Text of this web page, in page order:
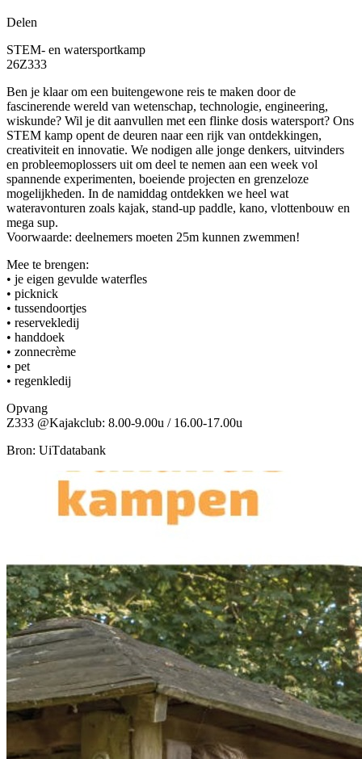
Delen
STEM- en watersportkamp
26Z333
Ben je klaar om een buitengewone reis te maken door de
fascinerende wereld van wetenschap, technologie, engineering,
wiskunde? Wil je dit aanvullen met een flinke dosis watersport? Ons
STEM kamp opent de deuren naar een rijk van ontdekkingen,
creativiteit en innovatie. We nodigen alle jonge denkers, uitvinders
en probleemoplossers uit om deel te nemen aan een week vol
spannende experimenten, boeiende projecten en grenzeloze
mogelijkheden. In de namiddag ontdekken we heel wat
wateravonturen zoals kajak, stand-up paddle, kano, vlottenbouw en
mega sup.
Voorwaarde: deelnemers moeten 25m kunnen zwemmen!
Mee te brengen:
• je eigen gevulde waterfles
• picknick
• tussendoortjes
• reservekledij
• handdoek
• zonnecrème
• pet
• regenkledij
Opvang
Z333 @Kajakclub: 8.00-9.00u / 16.00-17.00u
Bron: UiTdatabank